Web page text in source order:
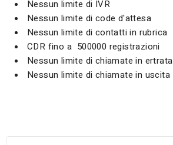
Nessun limite di IVR
Nessun limite di code d'attesa
Nessun limite di contatti in rubrica
CDR fino a 500000 registrazioni
Nessun limite di chiamate in ertrata
Nessun limite di chiamate in uscita